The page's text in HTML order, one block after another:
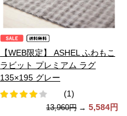
【WEB限定】 ASHEL ふわもこ
ラビット プレミアム ラグ
135×195 グレー
(1)
13,960円 → 5,584円